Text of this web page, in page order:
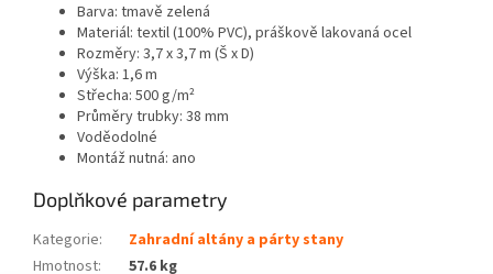
Barva: tmavě zelená
Materiál: textil (100% PVC), práškově lakovaná ocel
Rozměry: 3,7 x 3,7 m (Š x D)
Výška: 1,6 m
Střecha: 500 g/m²
Průměry trubky: 38 mm
Voděodolné
Montáž nutná: ano
Doplňkové parametry
Kategorie:
Zahradní altány a párty stany
Hmotnost: 57.6 kg